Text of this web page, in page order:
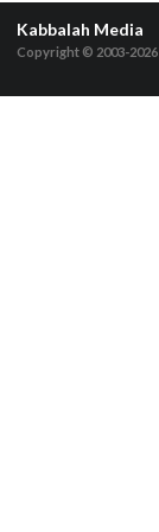
Kabbalah Media
Copyright © 2003-2026